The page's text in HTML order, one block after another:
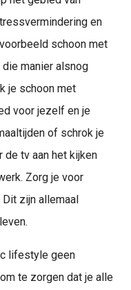
en
schoon met
manier alsnog
je schoon met
voor jezelf en je
of schrok je
de tv aan het kijken
Zorg je voor
zijn allemaal
lifestyle geen
te zorgen dat je alle